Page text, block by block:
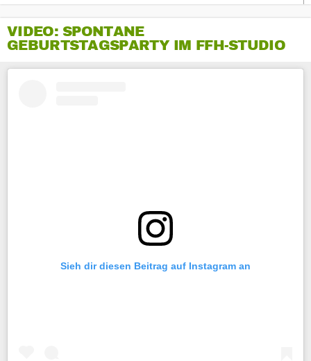
VIDEO: SPONTANE
GEBURTSTAGSPARTY IM FFH-STUDIO
Sieh dir diesen Beitrag auf Instagram an